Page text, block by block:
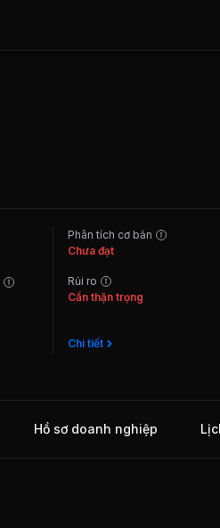
Phân tích cơ bản
Chưa đạt
Rủi ro
Cần thận trọng
Chi tiết
Hồ sơ doanh nghiệp